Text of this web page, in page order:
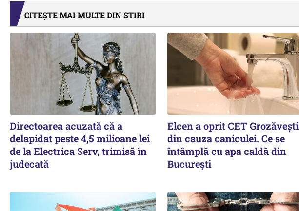
CITEȘTE MAI MULTE DIN STIRI
Directoarea acuzată că a
delapidat peste 4,5 milioane lei
de la Electrica Serv, trimisă în
judecată
Elcen a oprit CET Grozăvești
din cauza caniculei. Ce se
întâmplă cu apa caldă din
București